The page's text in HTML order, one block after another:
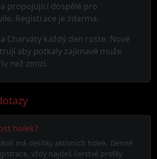
propojující dospělé pro
Registrace je zdarma.
Charváty každý den roste. Nové
aby potkaly zajímavé muže.
než zmizí.
holek?
má desítky aktivních holek. Denně
vždy najdeš čerstvé profily.